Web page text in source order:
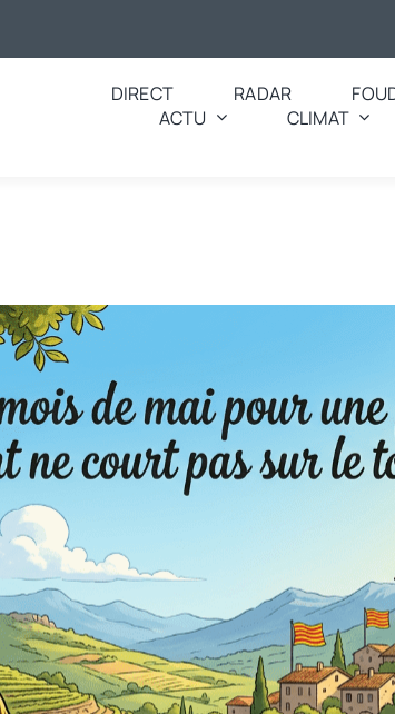
DIRECT RADAR
ACTU
CLIMAT